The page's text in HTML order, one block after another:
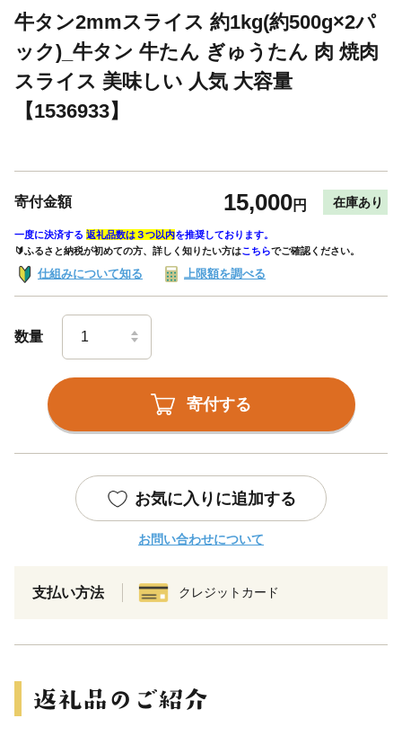
牛タン2mmスライス 約1kg(約500g×2パ
ック)_牛タン 牛たん ぎゅうたん 肉 焼肉
スライス 美味しい 人気 大容量
【1536933】
寄付金額 15,000円 在庫あり
一度に決済する 返礼品数は３つ以内を推奨しております。
🔰ふるさと納税が初めての方、詳しく知りたい方はこちらでご確認ください。
仕組みについて知る 上限額を調べる
数量
寄付する
お気に入りに追加する
お問い合わせについて
支払い方法 クレジットカード